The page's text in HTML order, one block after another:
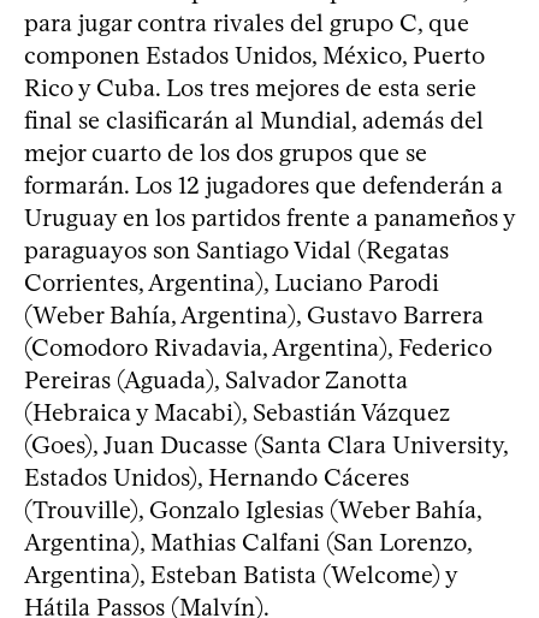
para jugar contra rivales del grupo C, que
componen Estados Unidos, México, Puerto
Rico y Cuba. Los tres mejores de esta serie
final se clasificarán al Mundial, además del
mejor cuarto de los dos grupos que se
formarán. Los 12 jugadores que defenderán a
Uruguay en los partidos frente a panameños y
paraguayos son Santiago Vidal (Regatas
Corrientes, Argentina), Luciano Parodi
(Weber Bahía, Argentina), Gustavo Barrera
(Comodoro Rivadavia, Argentina), Federico
Pereiras (Aguada), Salvador Zanotta
(Hebraica y Macabi), Sebastián Vázquez
(Goes), Juan Ducasse (Santa Clara University,
Estados Unidos), Hernando Cáceres
(Trouville), Gonzalo Iglesias (Weber Bahía,
Argentina), Mathias Calfani (San Lorenzo,
Argentina), Esteban Batista (Welcome) y
Hátila Passos (Malvín).